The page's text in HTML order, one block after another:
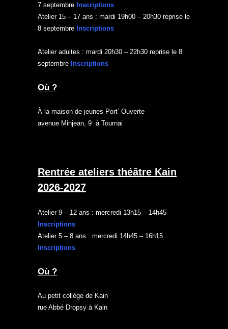
7 septembre Inscriptions
Atelier 15 – 17 ans : mardi 19h00 – 20h30 reprise le
8 septembre Inscriptions
Atelier adultes : mardi 20h30 – 22h30 reprise le 8
septembre Inscriptions
Où ?
À la maison de jeunes Port’ Ouverte
avenue Minjean, 9 à Tournai
Rentrée ateliers théâtre Kain
2026-2027
Atelier 9 – 12 ans : mercredi 13h15 – 14h45
Inscriptions
Atelier 5 – 8 ans : mercredi 14h45 – 16h15
Inscriptions
Où ?
Au petit collège de Kain
rue Abbé Dropsy à Kain